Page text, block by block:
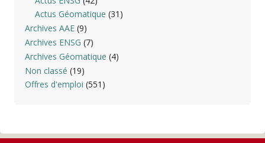
Actus Géomatique (31)
Archives AAE(9)
Archives ENSG (7)
Archives Géomatique (4)
Non classé (19)
Offres d'emploi (551)